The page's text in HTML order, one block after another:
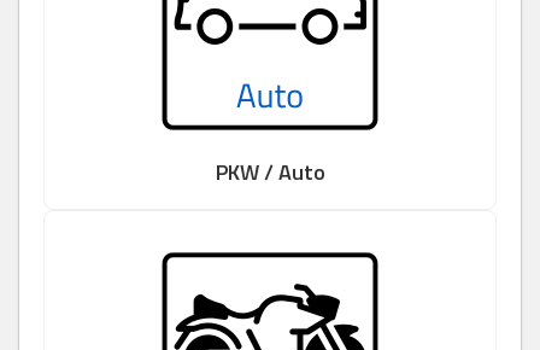
PKW / Auto